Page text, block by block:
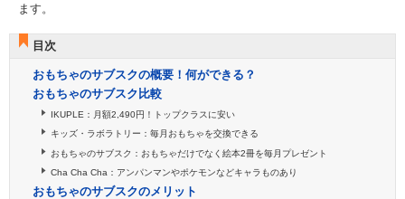
ます。
目次
おもちゃのサブスクの概要！何ができる？
おもちゃのサブスク比較
IKUPLE：月額2,490円！トップクラスに安い
キッズ・ラボラトリー：毎月おもちゃを交換できる
おもちゃのサブスク：おもちゃだけでなく絵本2冊を毎月プレゼント
Cha Cha Cha：アンパンマンやポケモンなどキャラものあり
おもちゃのサブスクのメリット